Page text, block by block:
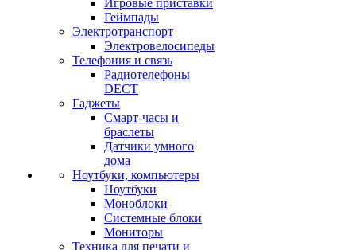
Игровые приставки
Геймпады
Электротранспорт
Электровелосипеды
Телефония и связь
Радиотелефоны
DECT
Гаджеты
Смарт-часы и
браслеты
Датчики умного
дома
Ноутбуки, компьютеры
Ноутбуки
Моноблоки
Системные блоки
Мониторы
Техника для печати и